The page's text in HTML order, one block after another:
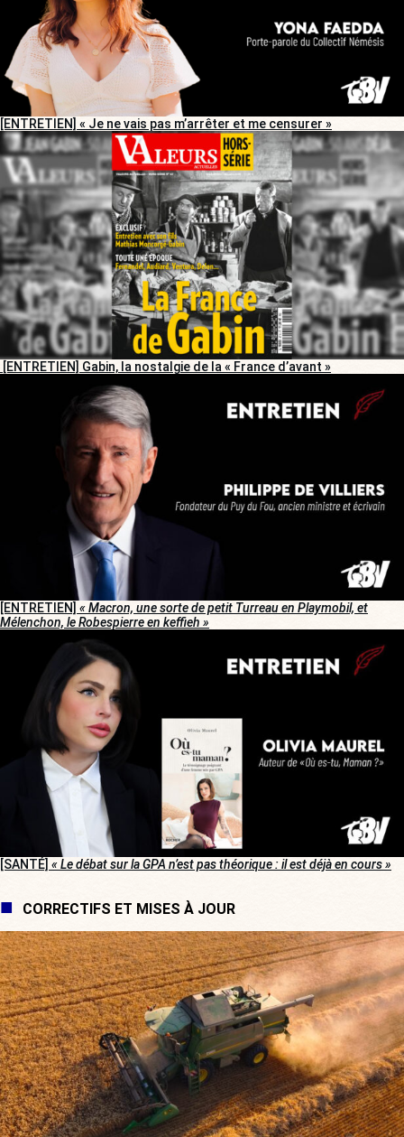
[ENTRETIEN] « Je ne vais pas m’arrêter et me censurer »
[ENTRETIEN] Gabin, la nostalgie de la « France d’avant »
[ENTRETIEN] « Macron, une sorte de petit Turreau en Playmobil, et
Mélenchon, le Robespierre en keffieh »
[SANTÉ] « Le débat sur la GPA n’est pas théorique : il est déjà en cours »
CORRECTIFS ET MISES À JOUR